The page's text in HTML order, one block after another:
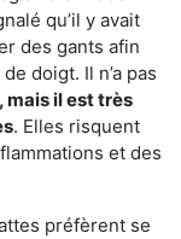
qu’il y avait
des gants afin
doigt. Il n’a pas
mais il est très
. Elles risquent
et des
préfèrent se